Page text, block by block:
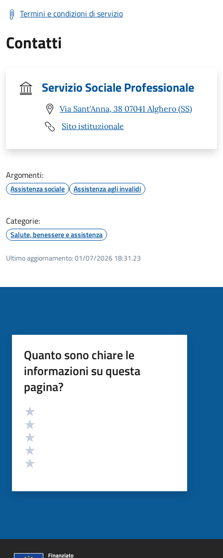
Termini e condizioni di servizio
Contatti
Servizio Sociale Professionale
Via Sant'Anna, 38 07041 Alghero (SS)
Sito istituzionale
Argomenti:
Assistenza sociale Assistenza agli invalidi
Categorie:
Salute, benessere e assistenza
Ultimo aggiornamento:01/07/2026 18:31.23
Quanto sono chiare le
informazioni su questa
pagina?
Valutazione